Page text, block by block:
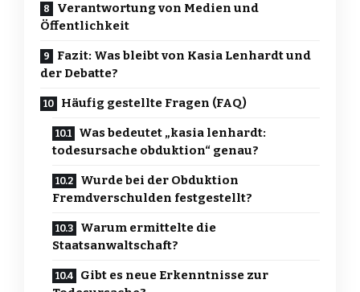
Verantwortung von Medien und
Öffentlichkeit
Fazit: Was bleibt von Kasia Lenhardt und
der Debatte?
Häufig gestellte Fragen (FAQ)
Was bedeutet „kasia lenhardt:
todesursache obduktion“ genau?
Wurde bei der Obduktion
Fremdverschulden festgestellt?
Warum ermittelte die
Staatsanwaltschaft?
Gibt es neue Erkenntnisse zur